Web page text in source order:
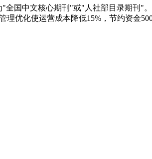
国中文核心期刊"或"人社部目录期刊"
优化使运营成本降低15%，节约资金500